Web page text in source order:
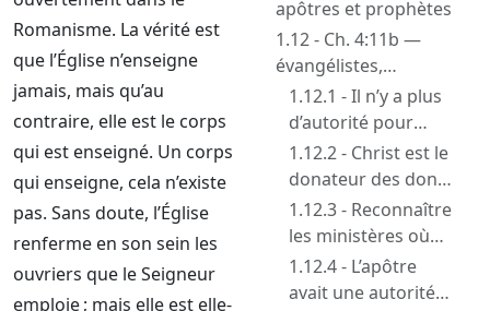
Romanisme. La vérité est
que l’Église n’enseigne
jamais, mais qu’au
contraire, elle est le corps
qui est enseigné. Un corps
qui enseigne, cela n’existe
pas. Sans doute, l’Église
renferme en son sein les
ouvriers que le Seigneur
emploie ; mais elle est elle-
apôtres et prophètes
1.12 - Ch. 4:11b —
évangélistes,
pasteurs et docteurs
1.12.1 - Il n’y a plus
d’autorité pour
nommer
1.12.2 - Christ est le
donateur des dons
et ministères
1.12.3 - Reconnaître
les ministères où
qu’ils soient, sans
qu’ils aient
1.12.4 - L’apôtre
avait une autorité